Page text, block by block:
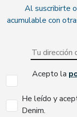
Al suscribirte
acumulable con
Acepto la
He leído y
Denim.